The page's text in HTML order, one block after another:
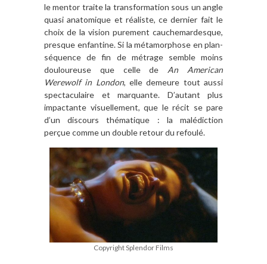
le mentor traite la transformation sous un angle
quasi anatomique et réaliste, ce dernier fait le
choix de la vision purement cauchemardesque,
presque enfantine. Si la métamorphose en plan-
séquence de fin de métrage semble moins
douloureuse que celle de An American
Werewolf in London, elle demeure tout aussi
spectaculaire et marquante. D’autant plus
impactante visuellement, que le récit se pare
d’un discours thématique : la malédiction
perçue comme un double retour du refoulé.
Copyright Splendor Films